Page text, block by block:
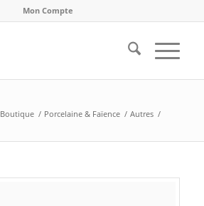
Mon Compte
Boutique / Porcelaine & Faïence / Autres /